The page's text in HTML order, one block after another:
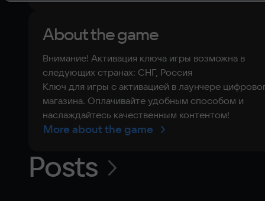
About the game
Внимание! Активация ключа игры возможна в
следующих странах: СНГ, Россия
Ключ для игры с активацией в лаунчере
магазина. Оплачивайте удобным способом и
наслаждайтесь качественным контентом!
More about the game
Posts